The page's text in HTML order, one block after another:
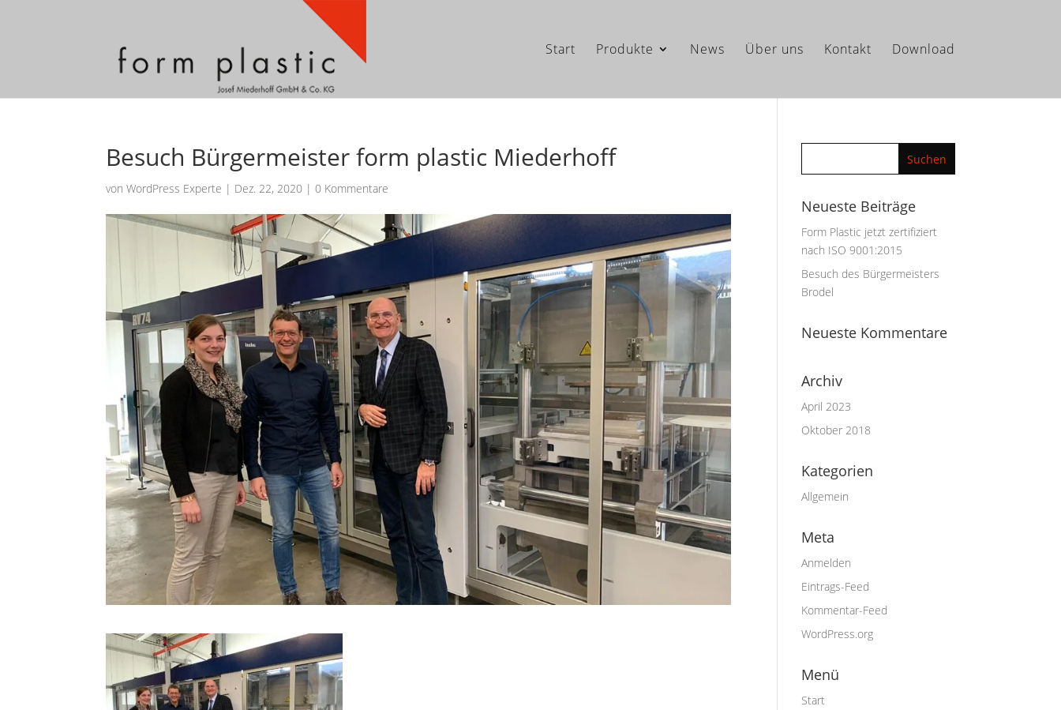
Start Produkte News Über uns Kontakt Download
Besuch Bürgermeister form plastic Miederhoff
vonWordPress Experte | Dez. 22, 2020 |0 Kommentare
Neueste Beiträge
Form Plastic jetzt zertifiziert
nach ISO 9001:2015
Besuch des Bürgermeisters
Brodel
Neueste Kommentare
Archiv
April 2023
Oktober 2018
Kategorien
Allgemein
Meta
Anmelden
Eintrags-Feed
Kommentar-Feed
WordPress.org
Menü
Start